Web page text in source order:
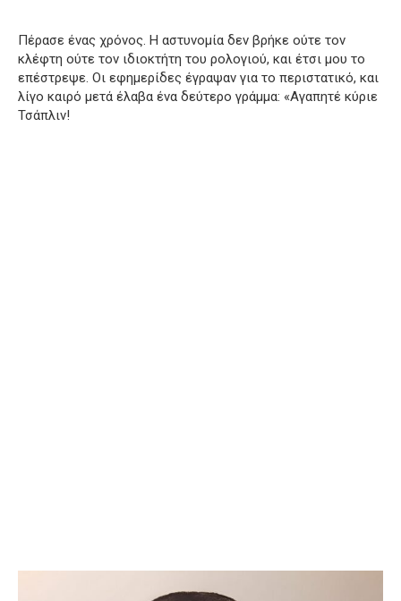
Πέρασε ένας χρόνος. Η αστυνομία δεν βρήκε ούτε τον
κλέφτη ούτε τον ιδιοκτήτη του ρολογιού, και έτσι μου το
επέστρεψε. Οι εφημερίδες έγραψαν για το περιστατικό, και
λίγο καιρό μετά έλαβα ένα δεύτερο γράμμα: «Αγαπητέ κύριε
Τσάπλιν!